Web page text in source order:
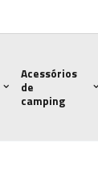
Acessórios
de
camping